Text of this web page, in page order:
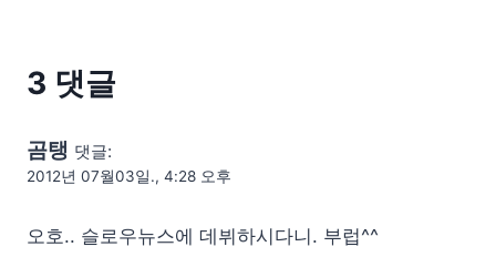
3 댓글
곰탱 댓글:
2012년 07월03일., 4:28 오후
오호.. 슬로우뉴스에 데뷔하시다니. 부럽^^